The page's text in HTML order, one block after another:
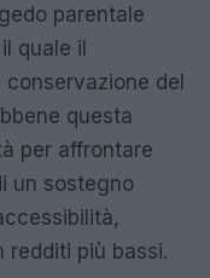
parentale
quale il
del
questa
per affrontare
un sostegno
redditi più bassi.